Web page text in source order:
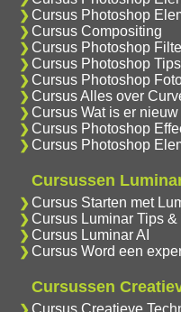
Cursus Photoshop
Cursus Compositing
Cursus Photoshop
Cursus Photoshop
Cursus Photoshop
Cursus Alles over
Cursus Wat is er
Cursus Photoshop
Cursus Photoshop
Cursussen
Cursus Starten met
Cursus Luminar Tips &
Cursus Luminar AI
Cursus Word een
Cursussen
Cursus Creatieve